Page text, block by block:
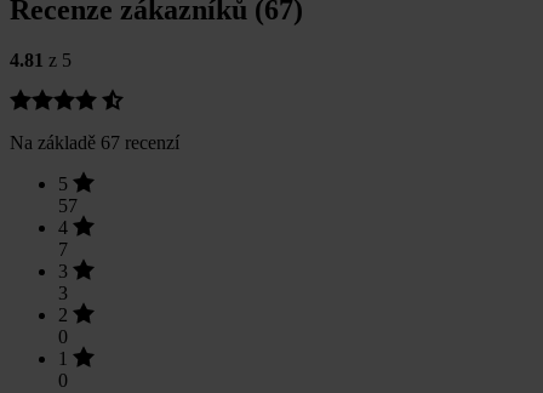
Recenze zákazníků (67)
4.81 z 5
Na základě 67 recenzí
5
57
4
7
3
3
2
0
1
0